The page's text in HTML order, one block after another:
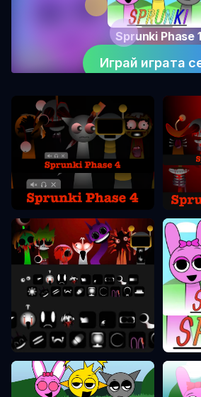
Sprunki Phase 1
Играй играта
Sprunki Phase 4
Sprunki Phase 10